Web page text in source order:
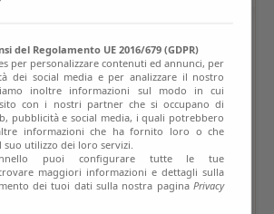
del Regolamento UE 2016/679 (GDPR)
per personalizzare contenuti ed annunci, per
dei social media e per analizzare il nostro
inoltre informazioni sul modo in cui
con i nostri partner che si occupano di
pubblicità e social media, i quali potrebbero
informazioni che ha fornito loro o che
utilizzo dei loro servizi.
puoi configurare tutte le tue
maggiori informazioni e dettagli sulla
dei tuoi dati sulla nostra paginaPrivacy